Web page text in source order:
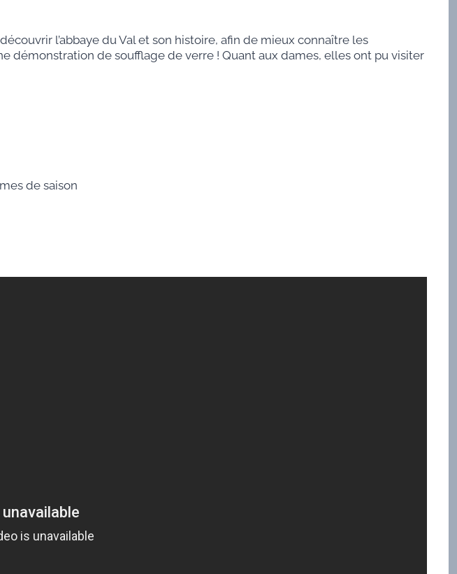
l’abbaye du Val et son histoire, afin de mieux connaître les
démonstration de soufflage de verre ! Quant aux dames, elles ont pu visiter
de saison